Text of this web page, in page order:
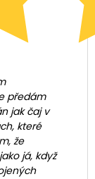
předám
jak čaj v
které
že
já, když